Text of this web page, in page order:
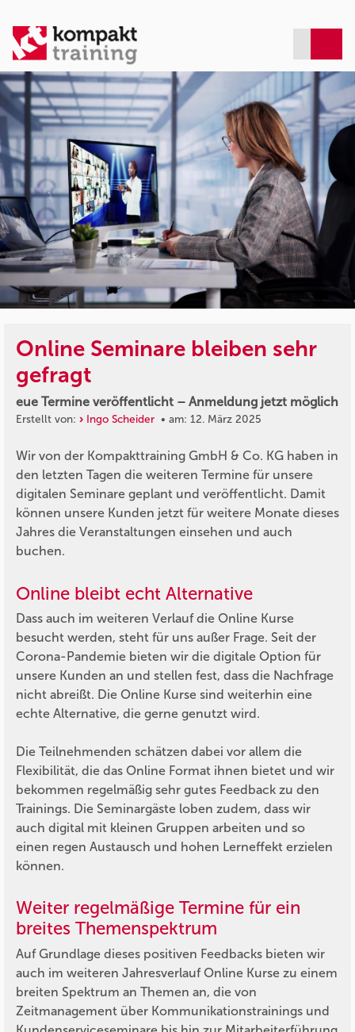
Online Seminare bleiben sehr
gefragt
eue Termine veröffentlicht – Anmeldung jetzt möglich
Erstellt von: Ingo Scheider • am: 12. März 2025
Wir von der Kompakttraining GmbH & Co. KG haben in
den letzten Tagen die weiteren Termine für unsere
digitalen Seminare geplant und veröffentlicht. Damit
können unsere Kunden jetzt für weitere Monate dieses
Jahres die Veranstaltungen einsehen und auch
buchen.
Online bleibt echt Alternative
Dass auch im weiteren Verlauf die Online Kurse
besucht werden, steht für uns außer Frage. Seit der
Corona-Pandemie bieten wir die digitale Option für
unsere Kunden an und stellen fest, dass die Nachfrage
nicht abreißt. Die Online Kurse sind weiterhin eine
echte Alternative, die gerne genutzt wird.
Die Teilnehmenden schätzen dabei vor allem die
Flexibilität, die das Online Format ihnen bietet und wir
bekommen regelmäßig sehr gutes Feedback zu den
Trainings. Die Seminargäste loben zudem, dass wir
auch digital mit kleinen Gruppen arbeiten und so
einen regen Austausch und hohen Lerneffekt erzielen
können.
Weiter regelmäßige Termine für ein
breites Themenspektrum
Auf Grundlage dieses positiven Feedbacks bieten wir
auch im weiteren Jahresverlauf Online Kurse zu einem
breiten Spektrum an Themen an, die von
Zeitmanagement über Kommunikationstrainings und